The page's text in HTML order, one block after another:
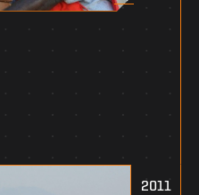
2011